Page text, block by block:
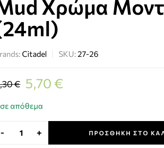
Χρώμα
Citadel SKU: 27-26
€ 5,70 €
απόθεμα
- + ΠΡΟΣΘΉΚΗ ΣΤΟ